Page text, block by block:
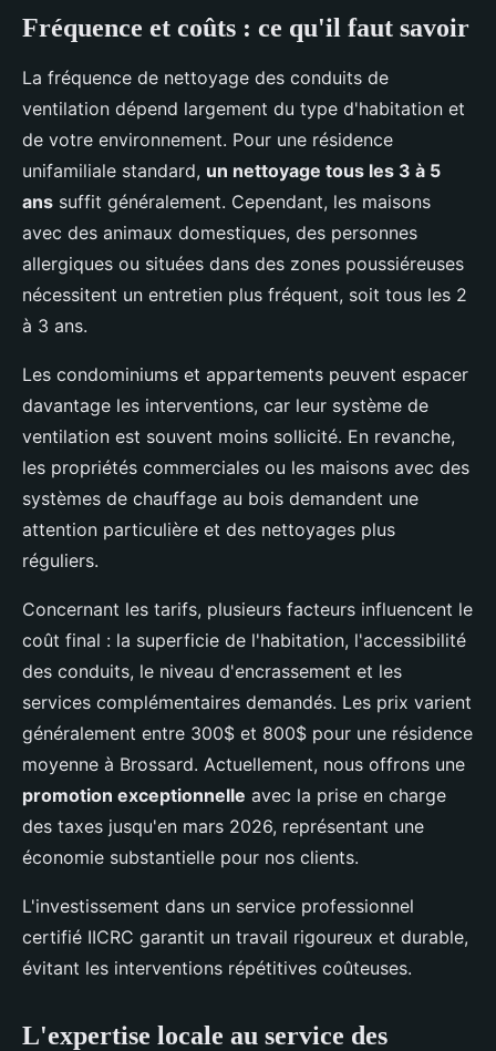
Fréquence et coûts : ce qu'il faut savoir
La fréquence de nettoyage des conduits de
ventilation dépend largement du type d'habitation et
de votre environnement. Pour une résidence
unifamiliale standard, un nettoyage tous les 3 à 5
ans suffit généralement. Cependant, les maisons
avec des animaux domestiques, des personnes
allergiques ou situées dans des zones poussiéreuses
nécessitent un entretien plus fréquent, soit tous les 2
à 3 ans.
Les condominiums et appartements peuvent espacer
davantage les interventions, car leur système de
ventilation est souvent moins sollicité. En revanche,
les propriétés commerciales ou les maisons avec des
systèmes de chauffage au bois demandent une
attention particulière et des nettoyages plus
réguliers.
Concernant les tarifs, plusieurs facteurs influencent le
coût final : la superficie de l'habitation, l'accessibilité
des conduits, le niveau d'encrassement et les
services complémentaires demandés. Les prix varient
généralement entre 300$ et 800$ pour une résidence
moyenne à Brossard. Actuellement, nous offrons une
promotion exceptionnelle avec la prise en charge
des taxes jusqu'en mars 2026, représentant une
économie substantielle pour nos clients.
L'investissement dans un service professionnel
certifié IICRC garantit un travail rigoureux et durable,
évitant les interventions répétitives coûteuses.
L'expertise locale au service des